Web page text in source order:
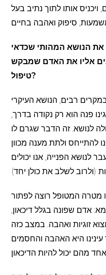
אותו לתוך נתיב בעל
הנושא המהותי שכדאי
אליו את האדם שמבקש
טיפול?
רבים, הנושא העיקרי
פנה הוא רק נקודה בדרך,
לנושא. זה הדבר שגרם לו
להתייחס ולתת מענה מכוון
לנושא הפנייה, אנו יכולים
מטרה המטופל רוצה לפתור
אדם שפונה בגלל דיכאון,
זוגיות ואהבה. במצב כזה
היא האהבה והחסמים